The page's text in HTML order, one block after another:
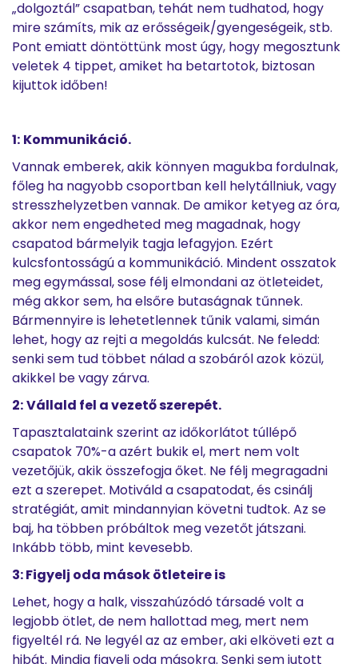
„dolgoztál” csapatban, tehát nem tudhatod, hogy
mire számíts, mik az erősségeik/gyengeségeik, stb.
Pont emiatt döntöttünk most úgy, hogy megosztunk
veletek 4 tippet, amiket ha betartotok, biztosan
kijuttok időben!
1: Kommunikáció.
Vannak emberek, akik könnyen magukba fordulnak,
főleg ha nagyobb csoportban kell helytállniuk, vagy
stresszhelyzetben vannak. De amikor ketyeg az óra,
akkor nem engedheted meg magadnak, hogy
csapatod bármelyik tagja lefagyjon. Ezért
kulcsfontosságú a kommunikáció. Mindent osszatok
meg egymással, sose félj elmondani az ötleteidet,
még akkor sem, ha elsőre butaságnak tűnnek.
Bármennyire is lehetetlennek tűnik valami, simán
lehet, hogy az rejti a megoldás kulcsát. Ne feledd:
senki sem tud többet nálad a szobáról azok közül,
akikkel be vagy zárva.
2:Vállald fel a vezető szerepét.
Tapasztalataink szerint az időkorlátot túllépő
csapatok 70%-a azért bukik el, mert nem volt
vezetőjük, akik összefogja őket. Ne félj megragadni
ezt a szerepet. Motiváld a csapatodat, és csinálj
stratégiát, amit mindannyian követni tudtok. Az se
baj, ha többen próbáltok meg vezetőt játszani.
Inkább több, mint kevesebb.
3:Figyelj oda mások ötleteire is
Lehet, hogy a halk, visszahúzódó társadé volt a
legjobb ötlet, de nem hallottad meg, mert nem
figyeltél rá. Ne legyél az az ember, aki elköveti ezt a
hibát. Mindig figyelj oda másokra. Senki sem jutott